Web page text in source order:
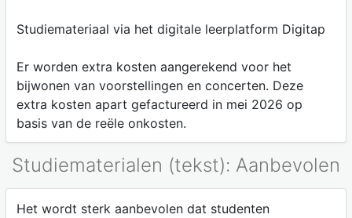
Studiemateriaal via het digitale leerplatform Digitap
Er worden extra kosten aangerekend voor het
bijwonen van voorstellingen en concerten. Deze
extra kosten apart gefactureerd in mei 2026 op
basis van de reële onkosten.
Studiematerialen (tekst): Aanbevolen
Het wordt sterk aanbevolen dat studenten